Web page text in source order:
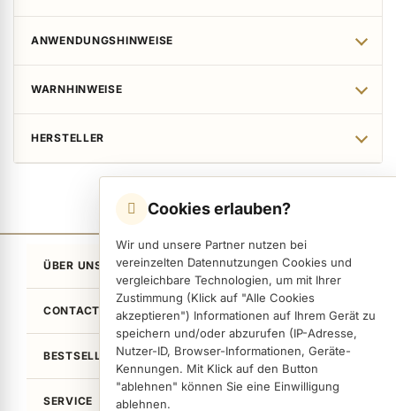
Cookies erlauben?
Wir und unsere Partner nutzen bei
vereinzelten Datennutzungen Cookies und
vergleichbare Technologien, um mit Ihrer
Zustimmung (Klick auf "Alle Cookies
akzeptieren") Informationen auf Ihrem Gerät zu
speichern und/oder abzurufen (IP-Adresse,
Nutzer-ID, Browser-Informationen, Geräte-
Kennungen. Mit Klick auf den Button
"ablehnen" können Sie eine Einwilligung
ablehnen.
ANWENDUNGSHINWEISE
WARNHINWEISE
HERSTELLER
ÜBER UNS
CONTACT
BESTSELLER
SERVICE